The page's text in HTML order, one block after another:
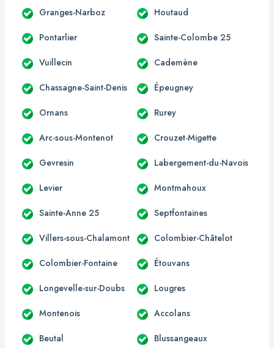
Granges-Narboz Houtaud
Pontarlier Sainte-Colombe 25
Vuillecin Cademène
Chassagne-Saint-Denis Épeugney
Ornans Rurey
Arc-sous-Montenot Crouzet-Migette
Gevresin Labergement-du-Navois
Levier Montmahoux
Sainte-Anne 25 Septfontaines
Villers-sous-Chalamont Colombier-Châtelot
Colombier-Fontaine Étouvans
Longevelle-sur-Doubs Lougres
Montenois Accolans
Beutal Blussangeaux